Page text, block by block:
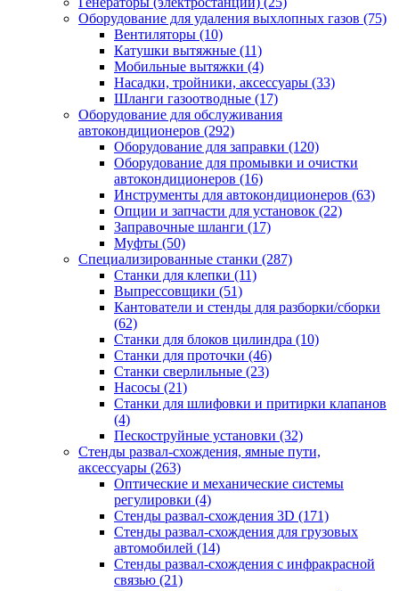
Оборудование для удаления выхлопных газов (75)
Вентиляторы (10)
Катушки вытяжные (11)
Мобильные вытяжки (4)
Насадки, тройники, аксессуары (33)
Шланги газоотводные (17)
Оборудование для обслуживания
автокондиционеров (292)
Оборудование для заправки (120)
Оборудование для промывки и очистки
автокондиционеров (16)
Инструменты для автокондиционеров (63)
Опции и запчасти для установок (22)
Заправочные шланги (17)
Муфты (50)
Специализированные станки (287)
Станки для клепки (11)
Выпрессовщики (51)
Кантователи и стенды для разборки/сборки
(62)
Станки для блоков цилиндра (10)
Станки для проточки (46)
Станки сверлильные (23)
Насосы (21)
Станки для шлифовки и притирки клапанов
(4)
Пескоструйные установки (32)
Стенды развал-схождения, ямные пути,
аксессуары (263)
Оптические и механические системы
регулировки (4)
Стенды развал-схождения 3D (171)
Стенды развал-схождения для грузовых
автомобилей (14)
Стенды развал-схождения с инфракрасной
связью (21)